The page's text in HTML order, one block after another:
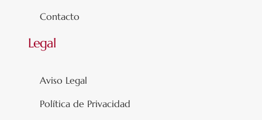
Contacto
Legal
Aviso Legal
Política de Privacidad